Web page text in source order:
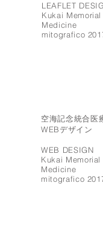
LEAFLET
Kukai
Medicine
mitografico
空海記念統合医
WEBデザイン
WEB DESIGN
Kukai
Medicine
mitografico